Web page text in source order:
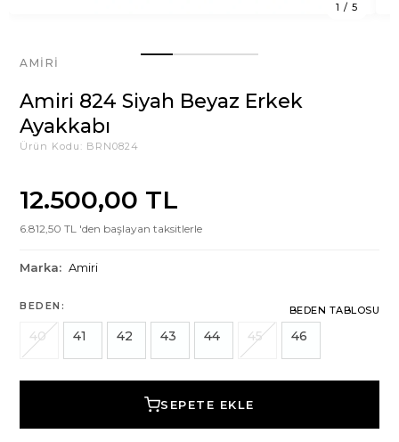
1 / 5
AMIRI
Amiri 824 Siyah Beyaz Erkek
Ayakkabı
Ürün Kodu: BRN0824
12.500,00 TL
6.812,50 TL 'den başlayan taksitlerle
Marka: Amiri
BEDEN: BEDEN TABLOSU
40 41 42 43 44 45 46
SEPETE EKLE